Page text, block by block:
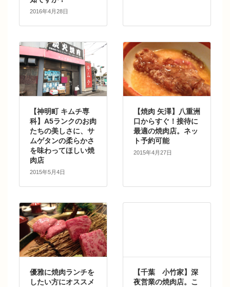
2016年4月28日
【神明町 キムチ専
科】A5ランクのお肉
たちの美しさに、サ
ムゲタンの柔らかさ
を味わってほしい焼
肉店
2015年5月4日
【焼肉 矢澤】八重洲
口からすぐ！接待に
最適の焼肉店。ネッ
ト予約可能
2015年4月27日
優雅に焼肉ランチを
したい方にオススメ
【千葉 小竹家】深
夜営業の焼肉店。こ